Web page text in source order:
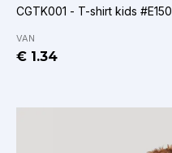
CGTK001 - T-shirt kids #E150
VAN
€ 1.34